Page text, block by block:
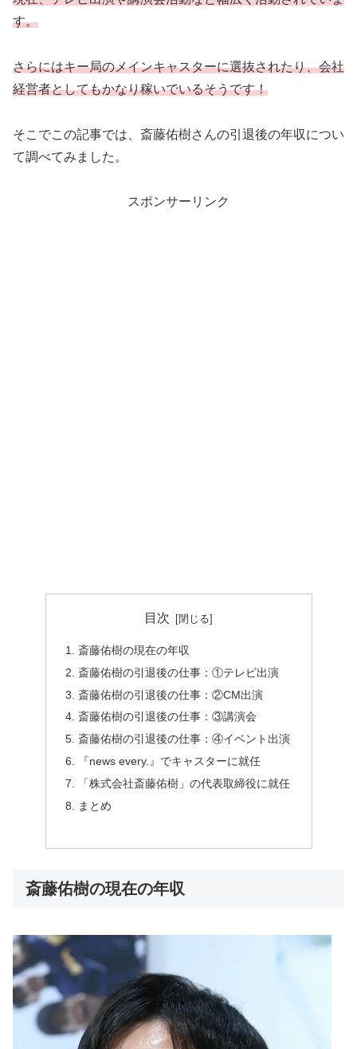
す。
さらにはキー局のメインキャスターに選抜されたり、会社
経営者としてもかなり稼いでいるそうです！
そこでこの記事では、斎藤佑樹さんの引退後の年収につい
て調べてみました。
スポンサーリンク
目次
斎藤佑樹の現在の年収
斎藤佑樹の引退後の仕事：①テレビ出演
斎藤佑樹の引退後の仕事：②CM出演
斎藤佑樹の引退後の仕事：③講演会
斎藤佑樹の引退後の仕事：④イベント出演
『news every.』でキャスターに就任
「株式会社斎藤佑樹」の代表取締役に就任
まとめ
斎藤佑樹の現在の年収